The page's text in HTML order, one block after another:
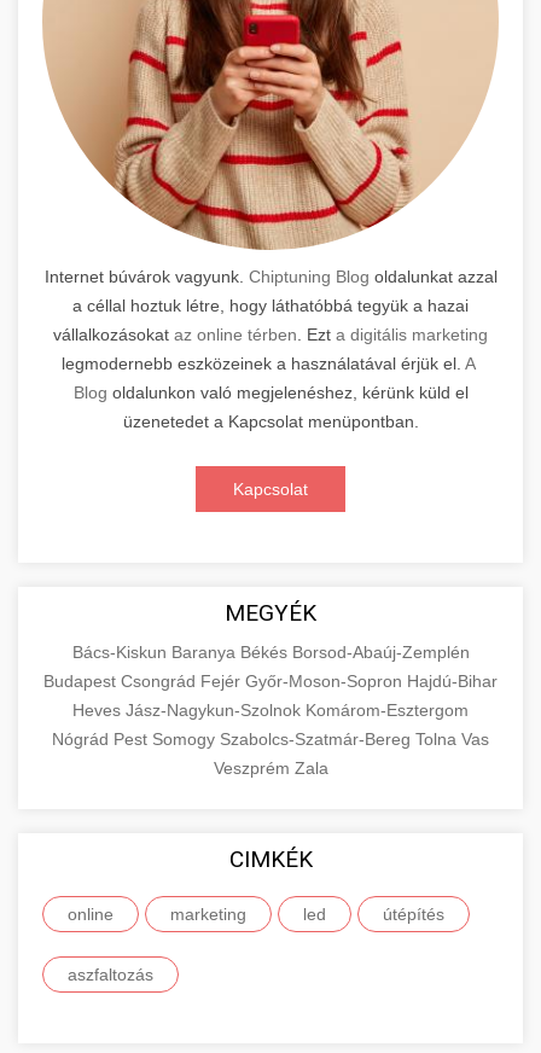
Internet búvárok vagyunk. Chiptuning Blog oldalunkat azzal
a céllal hoztuk létre, hogy láthatóbbá tegyük a hazai
vállalkozásokat az online térben . Ezt a digitális marketing
legmodernebb eszközeinek a használatával érjük el. A
Blog oldalunkon való megjelenéshez, kérünk küld el
üzenetedet a Kapcsolat menüpontban.
Kapcsolat
MEGYÉK
Bács-Kiskun Baranya Békés Borsod-Abaúj-Zemplén
Budapest Csongrád Fejér Győr-Moson-Sopron Hajdú-Bihar
Heves Jász-Nagykun-Szolnok Komárom-Esztergom
Nógrád Pest Somogy Szabolcs-Szatmár-Bereg Tolna Vas
Veszprém Zala
CIMKÉK
online marketing led útépítés
aszfaltozás